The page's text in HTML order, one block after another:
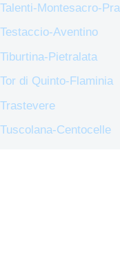
Talenti-Montesacro-
Testaccio-Aventino
Tiburtina-Pietralata
Tor di Quinto-Flaminia
Trastevere
Tuscolana-Centocelle